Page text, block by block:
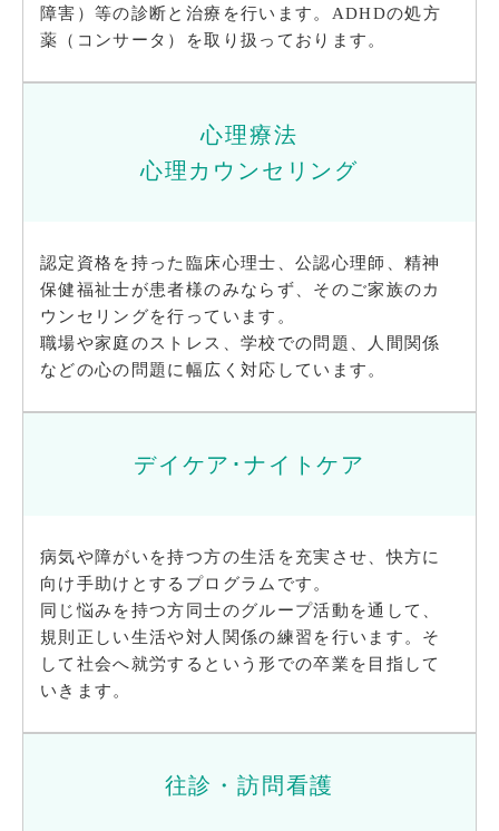
障害）等の診断と治療を行います。ADHDの処方
薬（コンサータ）を取り扱っております。
心理療法
心理カウンセリング
認定資格を持った臨床心理士、公認心理師、精神
保健福祉士が患者様のみならず、そのご家族のカ
ウンセリングを行っています。
職場や家庭のストレス、学校での問題、人間関係
などの心の問題に幅広く対応しています。
デイケア･ナイトケア
病気や障がいを持つ方の生活を充実させ、快方に
向け手助けとするプログラムです。
同じ悩みを持つ方同士のグループ活動を通して、
規則正しい生活や対人関係の練習を行います。そ
して社会へ就労するという形での卒業を目指して
いきます。
往診・訪問看護